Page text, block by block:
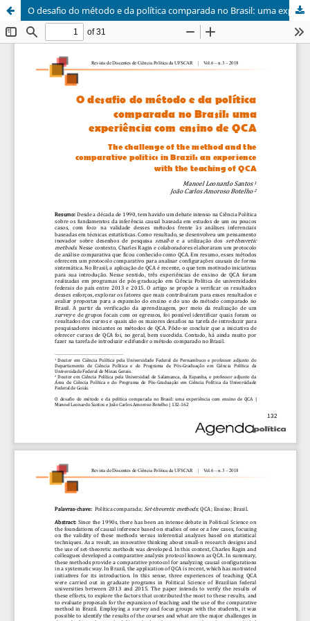
O desafio do método e da política comparada no Brasil: uma experiência com ensino de QCA